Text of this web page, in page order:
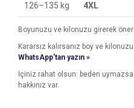
126–135 kg 4XL
Boyunuzu ve kilonuzu girerek
Kararsız kalırsanız boy ve
WhatsApp'tan yazın »
İçiniz rahat olsun: beden uymazsa
hakkınız var.